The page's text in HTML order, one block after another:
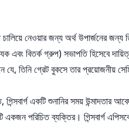
নেওয়ার জন্য অর্থ উপার্জনের জন্য
এবং বিতর্ক গ্রুপ) সভাপতি হিসেবে
যে, তিনি গ্রেট বুকসে তার প্রয়োজনীয়
গিন্সবার্গ একটি শুনানির সময়
পরিচিত ব্যক্তির। গিন্সবার্গ